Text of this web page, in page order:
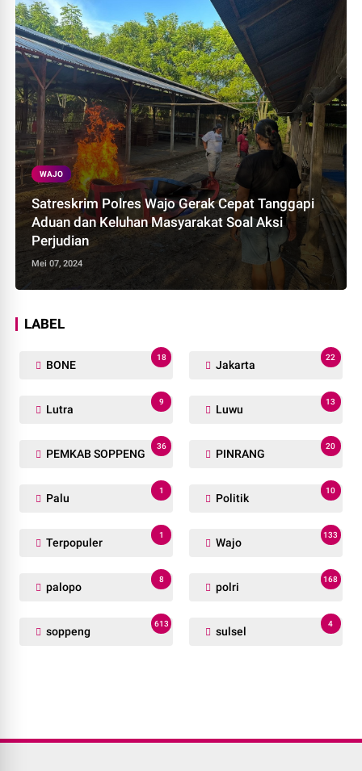
WAJO
Satreskrim Polres Wajo Gerak Cepat Tanggapi
Aduan dan Keluhan Masyarakat Soal Aksi
Perjudian
Mei 07, 2024
LABEL
BONE
18
Jakarta
22
Lutra
9
Luwu
13
PEMKAB SOPPENG
36
PINRANG
20
Palu
1
Politik
10
Terpopuler
1
Wajo
133
palopo
8
polri
168
soppeng
613
sulsel
4